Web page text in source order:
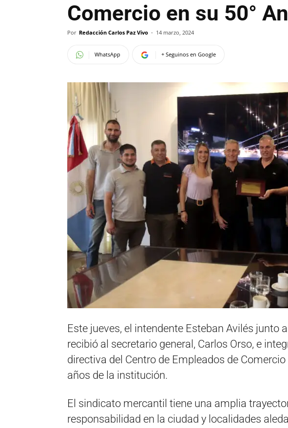
Comercio en su 50°
Por Redacción Carlos Paz Vivo - 14 marzo, 2024
WhatsApp + Seguinos en Google
Este jueves, el intendente Esteban Avilés junto
recibió al secretario general, Carlos Orso, e
directiva del Centro de Empleados de
años de la institución.
El sindicato mercantil tiene una amplia
responsabilidad en la ciudad y localidades